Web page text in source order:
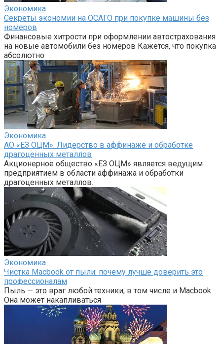
Экономика
Секреты экономии на ОСАГО при покупке машины без
номеров
Финансовые хитрости при оформлении автострахования
на новые автомобили без номеров Кажется, что покупка
абсолютно
Экономика
АО «ЕЗ ОЦМ». Лидерство в аффинаже и обработке
драгоценных металлов
Акционерное общество «ЕЗ ОЦМ» является ведущим
предприятием в области аффинажа и обработки
драгоценных металлов.
Экономика
Чистка Macbook от пыли: почему лучше доверить это
профессионалам
Пыль — это враг любой техники, в том числе и Macbook.
Она может накапливаться